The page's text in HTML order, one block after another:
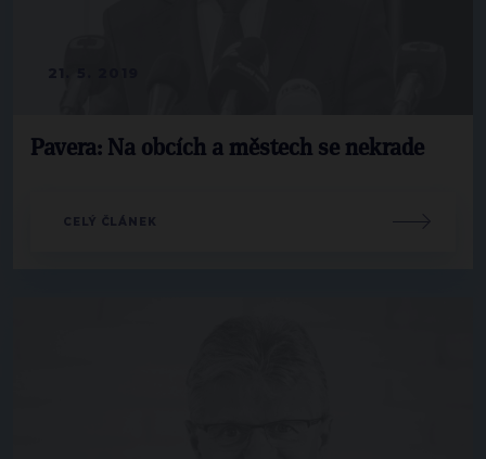
Pavera: Na obcích a městech se nekrade
CELÝ ČLÁNEK